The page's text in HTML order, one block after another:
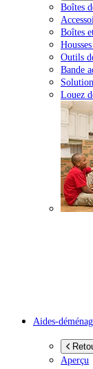
Boîtes
Boîtes
Outils
Bande
Louez
Aides-
Aperçu